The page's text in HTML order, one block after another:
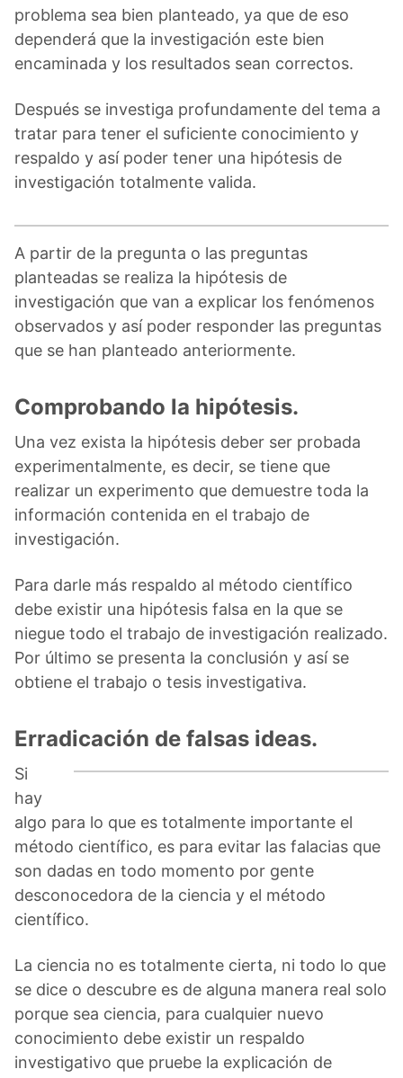
problema sea bien planteado, ya que de eso
dependerá que la investigación este bien
encaminada y los resultados sean correctos.
Después se investiga profundamente del tema a
tratar para tener el suficiente conocimiento y
respaldo y así poder tener una hipótesis de
investigación totalmente valida.
A partir de la pregunta o las preguntas
planteadas se realiza la hipótesis de
investigación que van a explicar los fenómenos
observados y así poder responder las preguntas
que se han planteado anteriormente.
Comprobando la hipótesis.
Una vez exista la hipótesis deber ser probada
experimentalmente, es decir, se tiene que
realizar un experimento que demuestre toda la
información contenida en el trabajo de
investigación.
Para darle más respaldo al método científico
debe existir una hipótesis falsa en la que se
niegue todo el trabajo de investigación realizado.
Por último se presenta la conclusión y así se
obtiene el trabajo o tesis investigativa.
Erradicación de falsas ideas.
Si
hay
algo para lo que es totalmente importante el
método científico, es para evitar las falacias que
son dadas en todo momento por gente
desconocedora de la ciencia y el método
científico.
La ciencia no es totalmente cierta, ni todo lo que
se dice o descubre es de alguna manera real solo
porque sea ciencia, para cualquier nuevo
conocimiento debe existir un respaldo
investigativo que pruebe la explicación de